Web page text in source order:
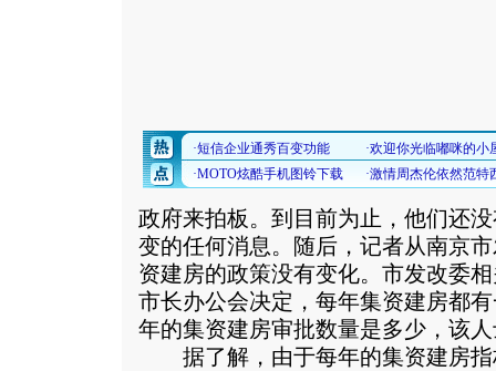
政府来拍板。到目前为止，他们还
变的任何消息。随后，记者从南京
资建房的政策没有变化。市发改委
市长办公会决定，每年集资建房都
年的集资建房审批数量是多少，该
据了解，由于每年的集资建房指